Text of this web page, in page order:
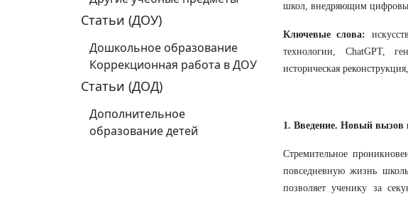
Статьи (ДОУ)
Дошкольное образование
Коррекционная работа в ДОУ
Статьи (ДОД)
Дополнительное
образование детей
школ, внедряющим
Ключевые слова:
технологии, ChatGPT,
историческая
1. Введение. Новый вызов
Стремительное
повседневную жизнь
позволяет ученику за